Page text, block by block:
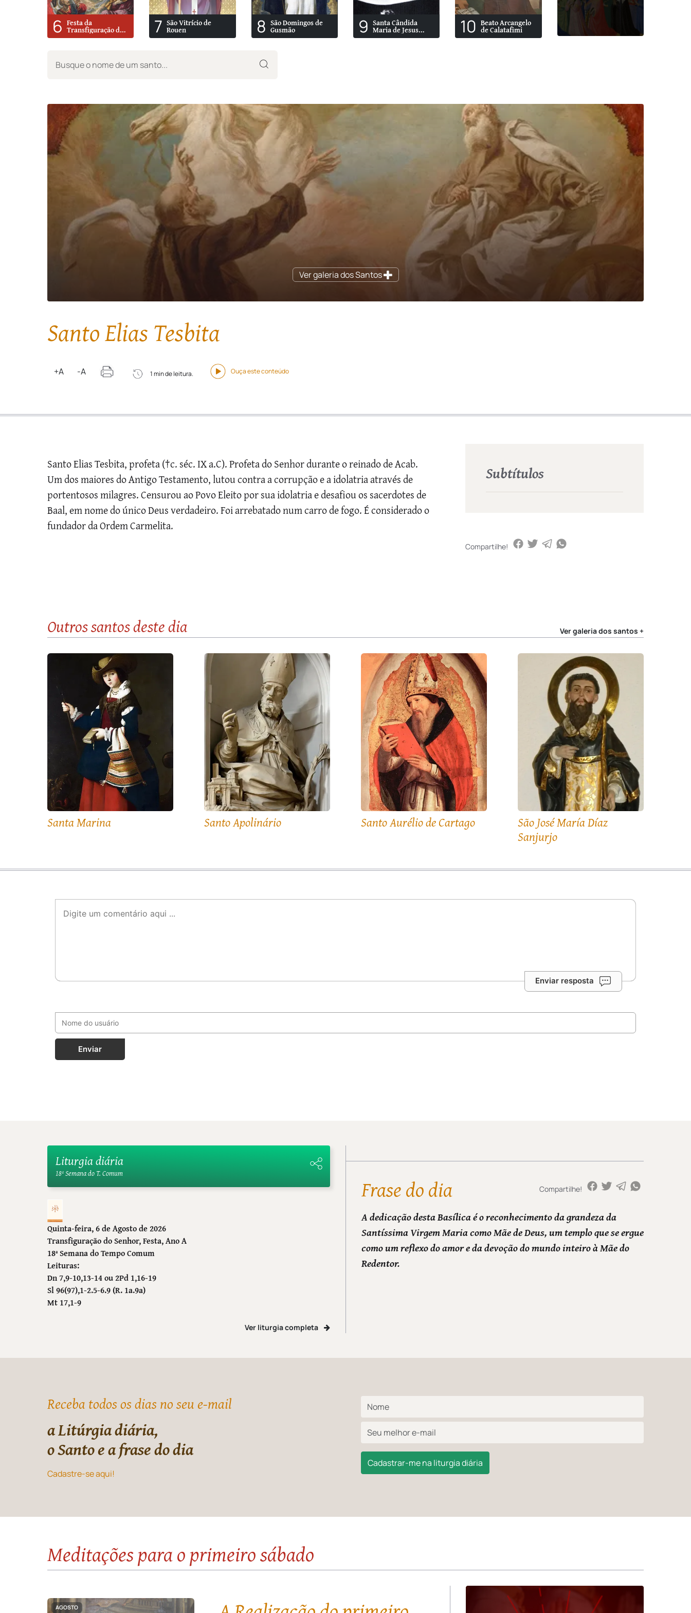
6 Festa da
Transfiguração do
Senhor No Monte 7 São Vitrício de
Rouen 8 São Domingos de
Gusmão 9 Santa Cândida
Maria de Jesus
Cipitria 10 Beato Arcangelo
de Calatafimi
Ver galeria dos Santos
Santo Elias Tesbita
+A -A 1 min de leitura. Ouça este conteúdo
Santo Elias Tesbita, profeta (†c. séc. IX a.C). Profeta do Senhor durante o reinado de Acab.
Um dos maiores do Antigo Testamento, lutou contra a corrupção e a idolatria através de
portentosos milagres. Censurou ao Povo Eleito por sua idolatria e desafiou os sacerdotes de
Baal, em nome do único Deus verdadeiro. Foi arrebatado num carro de fogo. É considerado o
fundador da Ordem Carmelita.
Subtítulos
Compartilhe!
Outros santosdeste dia Ver galeria dos santos +
Santa Marina Santo Apolinário Santo Aurélio de Cartago
São José María Díaz
Sanjurjo
Enviar resposta
Enviar
Liturgia diária
18ª Semana do T. Comum
Quinta-feira, 6 de Agosto de 2026
Transfiguração do Senhor, Festa, Ano A
18ª Semana do Tempo Comum
Leituras:
Dn 7,9-10,13-14 ou 2Pd 1,16-19
Sl 96(97),1-2.5-6.9 (R. 1a.9a)
Mt 17,1-9
Ver liturgia completa
Frase do dia Compartilhe!
A dedicação desta Basílica é o reconhecimento da grandeza da
Santíssima Virgem Maria como Mãe de Deus, um templo que se ergue
como um reflexo do amor e da devoção do mundo inteiro à Mãe do
Redentor.
Receba todos os dias no seu e-mail
a Litúrgia diária,
o Santo e a frase do dia
Cadastre-se aqui!
Cadastrar-me na liturgia diária
Meditações para o primeiro sábado
AGOSTO